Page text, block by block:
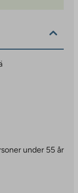
men inte med
efter att
under 55 år